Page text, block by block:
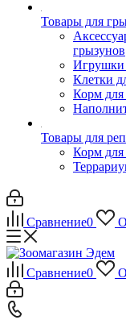
Товары для
грызунов
Игрушки
Клетки
Корм для
Товары для
Корм для
Сравнение0
Сравнение0